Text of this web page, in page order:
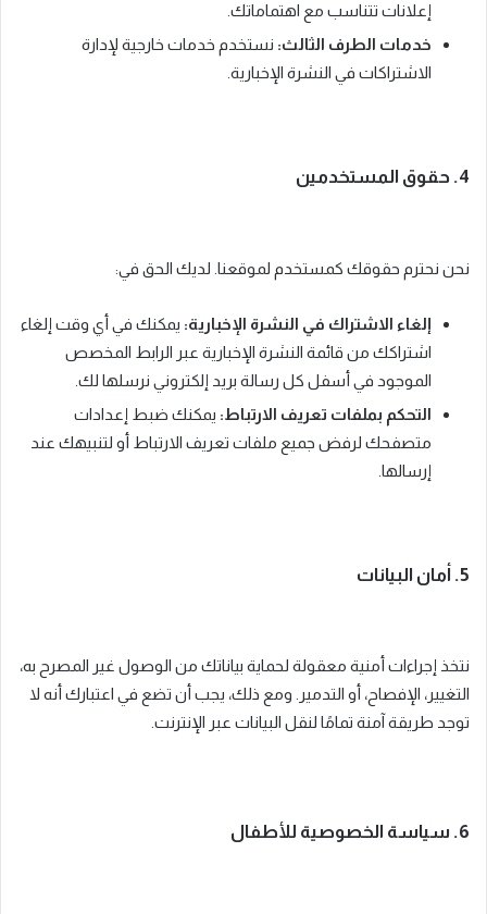
إعلانات تتناسب مع اهتماماتك.
خدمات الطرف الثالث: نستخدم خدمات خارجية لإدارة
الاشتراكات في النشرة الإخبارية.
4. حقوق المستخدمين
نحن نحترم حقوقك كمستخدم لموقعنا. لديك الحق في:
إلغاء الاشتراك في النشرة الإخبارية: يمكنك في أي وقت إلغاء
اشتراكك من قائمة النشرة الإخبارية عبر الرابط المخصص
الموجود في أسفل كل رسالة بريد إلكتروني نرسلها لك.
التحكم بملفات تعريف الارتباط: يمكنك ضبط إعدادات
متصفحك لرفض جميع ملفات تعريف الارتباط أو لتنبيهك عند
إرسالها.
5. أمان البيانات
نتخذ إجراءات أمنية معقولة لحماية بياناتك من الوصول غير المصرح به،
التغيير، الإفصاح، أو التدمير. ومع ذلك، يجب أن تضع في اعتبارك أنه لا
توجد طريقة آمنة تمامًا لنقل البيانات عبر الإنترنت.
6. سياسة الخصوصية للأطفال